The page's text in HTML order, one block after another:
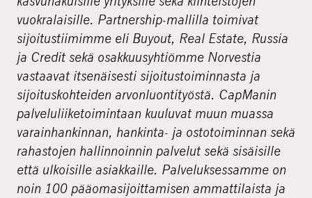
vuokralaisille. Partnership-mallilla toimivat
sijoitustiimimme eli Buyout, Real Estate, Russia
ja Credit sekä osakkuusyhtiömme Norvestia
vastaavat itsenäisesti sijoitustoiminnasta ja
sijoituskohteiden arvonluontityöstä. CapManin
palveluliiketoimintaan kuuluvat muun muassa
varainhankinnan, hankinta- ja ostotoiminnan sekä
rahastojen hallinnoinnin palvelut sekä sisäisille
että ulkoisille asiakkaille. Palveluksessamme on
noin 100 pääomasijoittamisen ammattilaista ja